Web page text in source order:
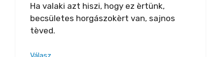
Ha valaki azt hiszi, hogy ez èrtünk,
becsületes horgászokèrt van, sajnos
tèved.